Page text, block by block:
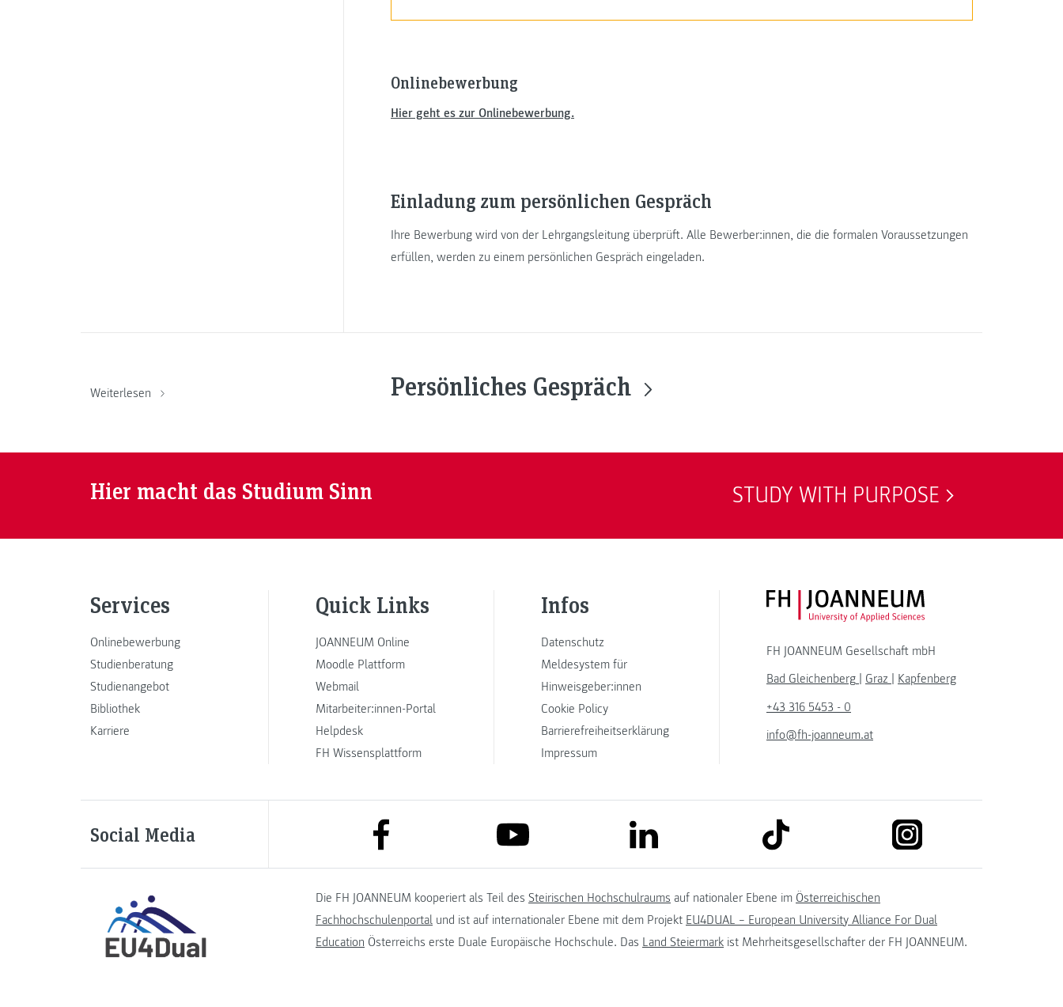
Onlinebewerbung
Hier geht es zur Onlinebewerbung.
Einladung zum persönlichen Gespräch
Ihre Bewerbung wird von der Lehrgangsleitung überprüft. Alle Bewerber:innen, die die formalen Voraussetzungen
erfüllen, werden zu einem persönlichen Gespräch eingeladen.
Weiterlesen Persönliches Gespräch
Hier macht das Studium Sinn STUDY WITH PURPOSE
Services
Onlinebewerbung
Studienberatung
Studienangebot
Bibliothek
Karriere
Quick Links
JOANNEUM Online
Moodle Plattform
Webmail
Mitarbeiter:innen-Portal
Helpdesk
FH Wissensplattform
Infos
Datenschutz
Meldesystem für
Hinweisgeber:innen
Cookie Policy
Barrierefreiheitserklärung
Impressum
FH JOANNEUM Logo
FH JOANNEUM Gesellschaft mbH
Bad Gleichenberg
Graz
Kapfenberg
+43 316 5453 - 0
info@fh-joanneum.at
Social Media link to facebook link to youtube link to linkedin link to tiktok link to instagram
Die FH JOANNEUM kooperiert als Teil des Steirischen Hochschulraums auf nationaler Ebene im Österreichischen
Fachhochschulenportal und ist auf internationaler Ebene mit dem Projekt EU4DUAL – European University Alliance For Dual
Education Österreichs erste Duale Europäische Hochschule. Das Land Steiermark ist Mehrheitsgesellschafter der FH JOANNEUM.